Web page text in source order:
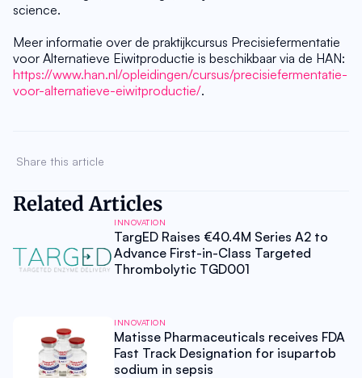
science.
Meer informatie over de praktijkcursus Precisiefermentatie
https://www.han.nl/opleidingen/cursus/precisiefermentatie-
voor-alternatieve-eiwitproductie/.
Share this article
Related Articles
INNOVATION
TargED Raises €40.4M Series A2 to
Advance First-in-Class Targeted
Thrombolytic TGD001
INNOVATION
Matisse Pharmaceuticals receives FDA
Fast Track Designation for isupartob
sodium in sepsis